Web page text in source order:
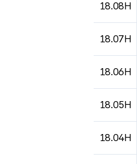
18.08H
18.07H
18.06H
18.05H
18.04H